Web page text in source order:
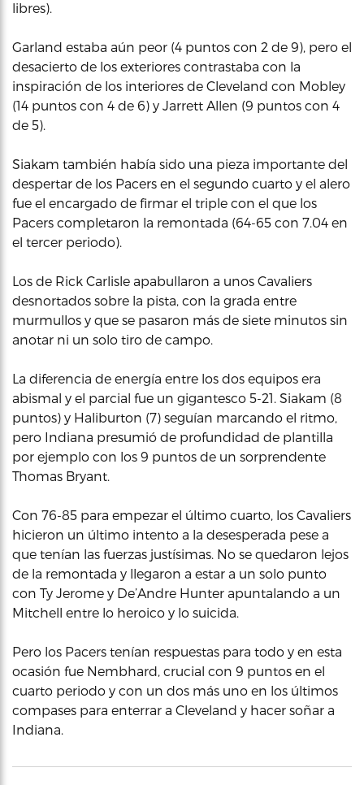
libres).
Garland estaba aún peor (4 puntos con 2 de 9), pero el
desacierto de los exteriores contrastaba con la
inspiración de los interiores de Cleveland con Mobley
(14 puntos con 4 de 6) y Jarrett Allen (9 puntos con 4
de 5).
Siakam también había sido una pieza importante del
despertar de los Pacers en el segundo cuarto y el alero
fue el encargado de firmar el triple con el que los
Pacers completaron la remontada (64-65 con 7.04 en
el tercer periodo).
Los de Rick Carlisle apabullaron a unos Cavaliers
desnortados sobre la pista, con la grada entre
murmullos y que se pasaron más de siete minutos sin
anotar ni un solo tiro de campo.
La diferencia de energía entre los dos equipos era
abismal y el parcial fue un gigantesco 5-21. Siakam (8
puntos) y Haliburton (7) seguían marcando el ritmo,
pero Indiana presumió de profundidad de plantilla
por ejemplo con los 9 puntos de un sorprendente
Thomas Bryant.
Con 76-85 para empezar el último cuarto, los Cavaliers
hicieron un último intento a la desesperada pese a
que tenían las fuerzas justísimas. No se quedaron lejos
de la remontada y llegaron a estar a un solo punto
con Ty Jerome y De’Andre Hunter apuntalando a un
Mitchell entre lo heroico y lo suicida.
Pero los Pacers tenían respuestas para todo y en esta
ocasión fue Nembhard, crucial con 9 puntos en el
cuarto periodo y con un dos más uno en los últimos
compases para enterrar a Cleveland y hacer soñar a
Indiana.